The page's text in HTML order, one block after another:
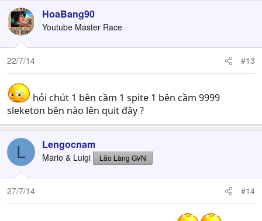
c
t
i
o
n
HoaBang90
Youtube Master Race
22/7/14 #13
hỏi chút 1 bên cầm 1 spite 1 bên cầm 9999
sleketon bên nào lên quit đây ?
L Lengocnam
Mario & Luigi Lão Làng GVN
27/7/14 #14